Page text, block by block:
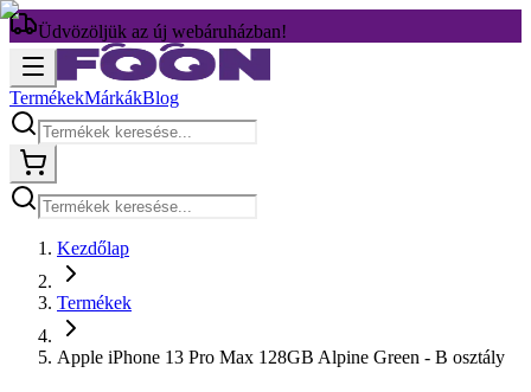
Üdvözöljük az új webáruházban!
TermékekMárkákBlog
Kezdőlap
Termékek
Apple iPhone 13 Pro Max 128GB Alpine Green - B osztály